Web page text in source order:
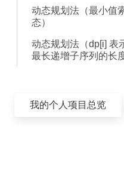
动态规划法（最小值
态）
动态规划法（dp[i] 表
最长递增子序列的长
我的个人项目总览